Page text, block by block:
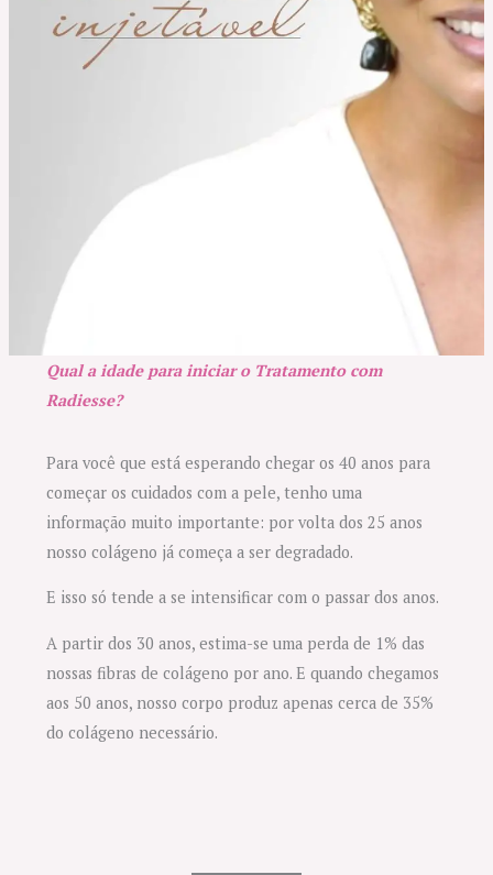
Qual a idade para iniciar o Tratamento com
Radiesse?
Para você que está esperando chegar os 40 anos para
começar os cuidados com a pele, tenho uma
informação muito importante: por volta dos 25 anos
nosso colágeno já começa a ser degradado.
E isso só tende a se intensificar com o passar dos anos.
A partir dos 30 anos, estima-se uma perda de 1% das
nossas fibras de colágeno por ano. E quando chegamos
aos 50 anos, nosso corpo produz apenas cerca de 35%
do colágeno necessário.